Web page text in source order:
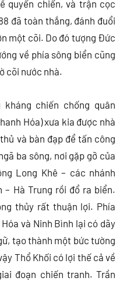
quyến chiến, và trận cọc
đã toàn thắng, đánh đuổi
một cõi. Do đó tượng Đức
về phía sông biển cũng
cõi nước nhà.
kháng chiến chống quân
Hóa) xưa kia được nhà
và bàn đạp để tấn công
ba sông, nơi gặp gỡ của
Long Khê – các nhánh
– Hà Trung rồi đổ ra biển.
thủy rất thuận lợi. Phía
và Ninh Bình lại có dãy
tạo thành một bức tường
Thổ Khối có lợi thế cả về
đoạn chiến tranh. Trần